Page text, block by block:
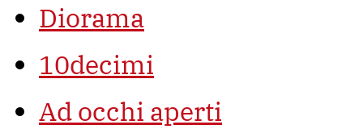
Diorama
10decimi
Ad occhi aperti